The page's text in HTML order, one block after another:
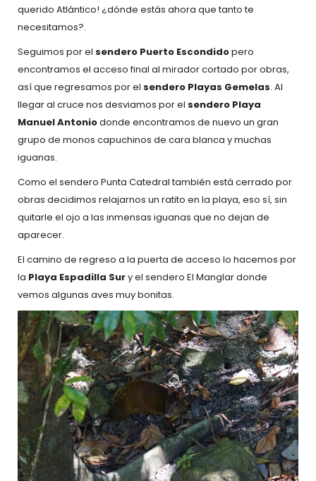
querido Atlántico! ¿dónde estás ahora que tanto te
necesitamos?.
Seguimos por el sendero Puerto Escondidopero
encontramos el acceso final al mirador cortado por obras,
así que regresamos por el sendero Playas Gemelas. Al
llegar al cruce nos desviamos por el sendero Playa
Manuel Antoniodonde encontramos de nuevo un gran
grupo de monos capuchinos de cara blanca y muchas
iguanas.
Como el sendero Punta Catedral también está cerrado por
obras decidimos relajarnos un ratito en la playa, eso sí, sin
quitarle el ojo a las inmensas iguanas que no dejan de
aparecer.
El camino de regreso a la puerta de acceso lo hacemos por
la Playa Espadilla Sury el sendero El Manglar donde
vemos algunas aves muy bonitas.